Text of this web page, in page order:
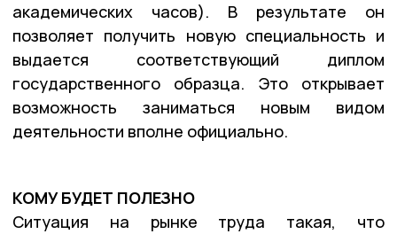
академических часов). В результате он
позволяет получить новую специальность и
выдается соответствующий диплом
государственного образца. Это открывает
возможность заниматься новым видом
деятельности вполне официально.
КОМУ БУДЕТ ПОЛЕЗНО
Ситуация на рынке труда такая, что